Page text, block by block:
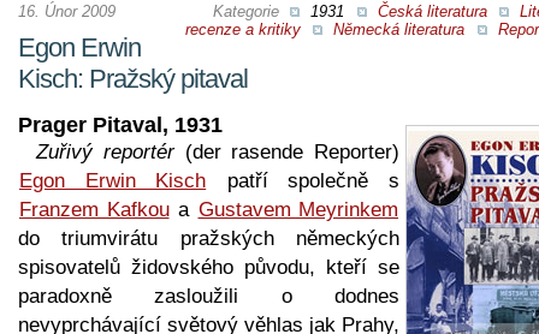
Kategorie 1931 Česká literatura
recenze a kritiky
Německá literatura
16. Únor 2009
Egon Erwin
Kisch: Pražský pitaval
Prager Pitaval, 1931
Zuřivý reportér(der rasende Reporter)
Egon Erwin Kisch patří společně s
Franzem Kafkou a Gustavem Meyrinkem
do triumvirátu pražských německých
spisovatelů židovského původu, kteří se
paradoxně zasloužili o dodnes
nevyprchávající světový věhlas jak Prahy,